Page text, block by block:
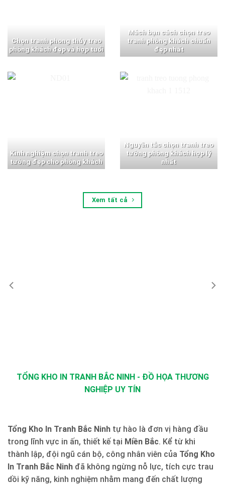
Chọn tranh phong thủy treo
phòng khách đẹp và hợp tuổi
Mách bạn cách chọn treo
tranh phòng khách chuẩn
đẹp nhất
Kinh nghiệm chọn tranh treo
tường đẹp cho phòng khách
Nguyên tắc chọn tranh treo
tường phòng khách hợp lý
nhất
Xem tất cả
TỔNG KHO IN TRANH BẮC NINH - ĐỒ HỌA THƯƠNG
NGHIỆP UY TÍN
Tổng Kho In Tranh Bắc Ninh tự hào là đơn vị hàng đầu
trong lĩnh vực in ấn, thiết kế tại Miền Bắc. Kể từ khi
thành lập, đội ngũ cán bộ, công nhân viên của Tổng Kho
In Tranh Bắc Ninh đã không ngừng nỗ lực, tích cực trau
dồi kỹ năng, kinh nghiệm nhằm mang đến chất lượng